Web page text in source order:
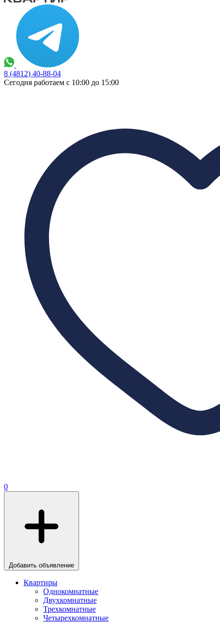
8 (4812) 40-88-04
Сегодня работаем с 10:00 до 15:00
0
Добавить объявление
Квартиры
Однокомнатные
Двухкомнатные
Трехкомнатные
Четырехкомнатные